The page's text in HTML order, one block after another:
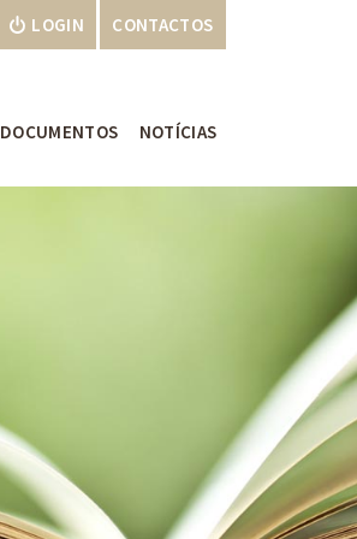
DOCUMENTOS NOTÍCIAS
LOGIN CONTACTOS